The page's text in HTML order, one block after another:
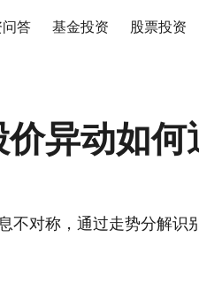
答 基金投资 股票投资
异动如何
不对称，通过走势分解识